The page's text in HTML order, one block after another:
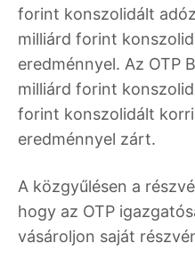
forint konszolidált
milliárd forint
eredménnyel. Az OTP
milliárd forint
forint konszolidált
eredménnyel zárt.
A közgyűlésen a
hogy az OTP
vásároljon saját